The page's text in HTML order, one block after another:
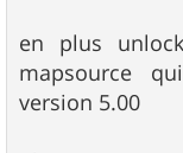
en plus
mapsource
version 5.00